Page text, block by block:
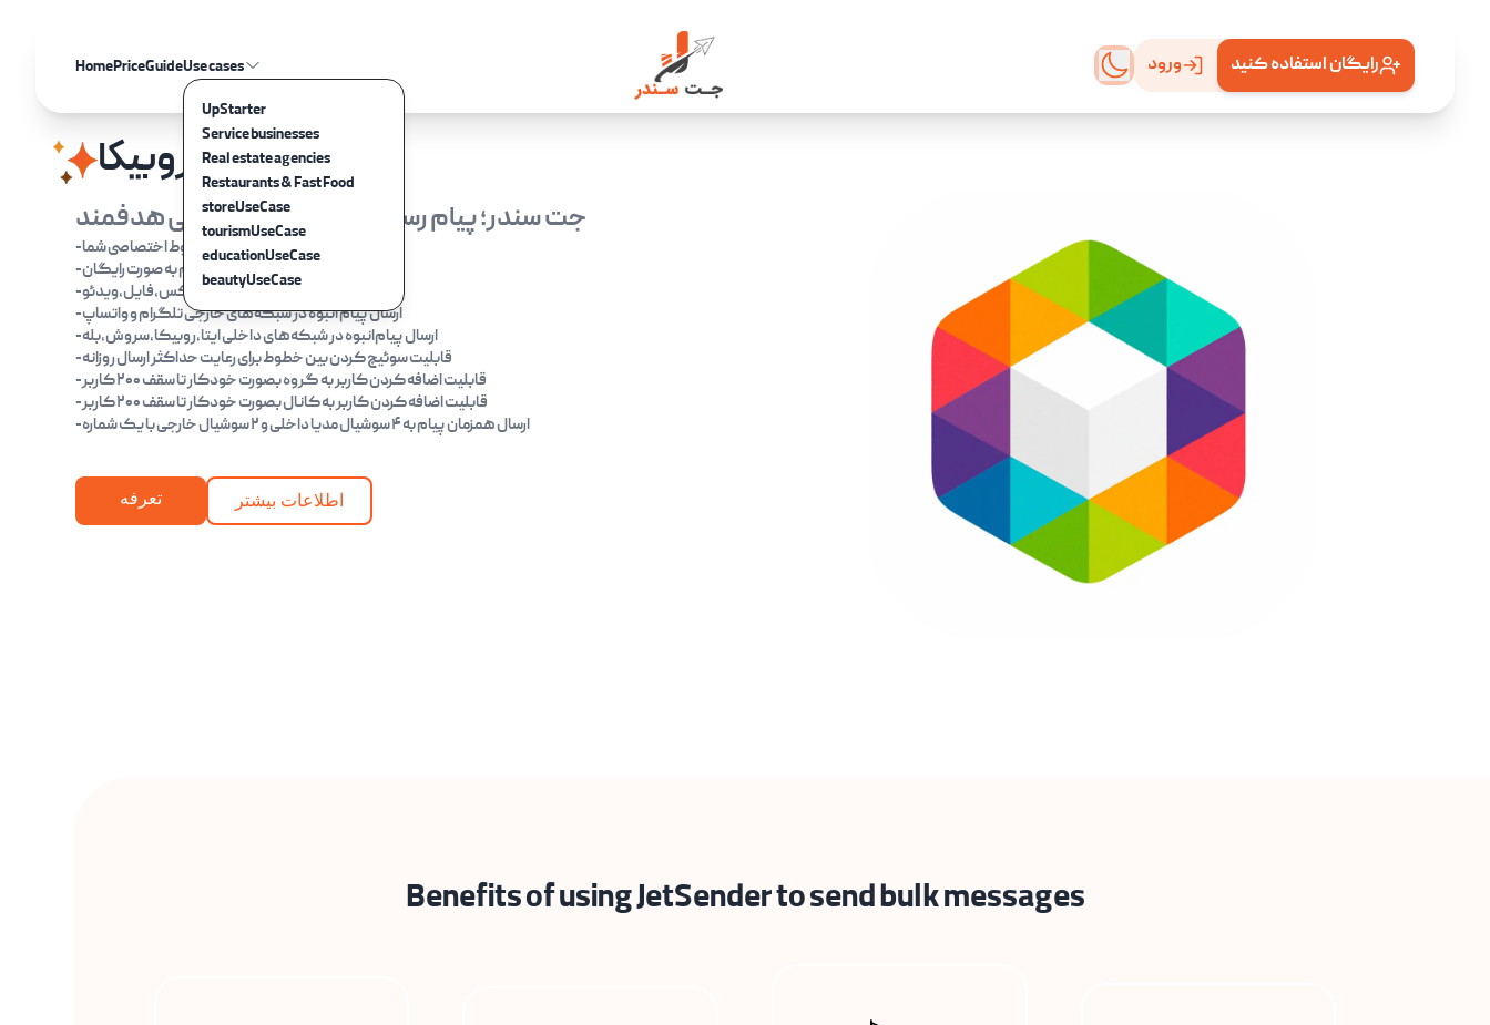
HomePriceGuideUse cases
UpStarter
Service businesses
Real estate agencies
Restaurants & Fast Food
storeUseCase
tourismUseCase
educationUseCase
beautyUseCase
ورود رایگان استفاده کنید
ربات تبلیغ در روبیکا
جت سندر؛ پیام رسانی هوشمند، تبلیغاتی هدفمند
-ارسال پیام ها با خطوط اختصاصی شما
-ارسال روزانه هزاران پیام به صورت رایگان
-ارسال پیام متنی با پیوست لینک،عکس،فایل،ویدئو
-ارسال پیام‌ انبوه در شبکه‌های خارجی تلگرام و واتساپ
-ارسال پیام‌انبوه در شبکه‌های داخلی ایتا،روبیکا،سروش،بله
-قابلیت سوئیچ کردن بین خطوط برای رعایت حداکثر ارسال روزانه
-قابلیت اضافه کردن کاربر به گروه بصورت خودکار تا سقف ۲۰۰ کاربر
-قابلیت اضافه کردن کاربر به کانال بصورت خودکار تا سقف ۲۰۰ کاربر
-ارسال همزمان پیام به ۴ سوشیال مدیا داخلی و ۲ سوشیال خارجی با یک شماره
تعرفه اطلاعات بیشتر
Benefits of using JetSender to send bulk messages